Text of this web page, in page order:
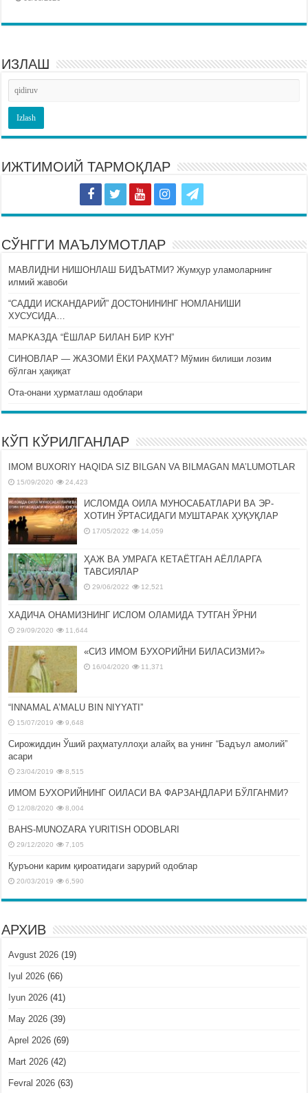
ИЗЛАШ
ИЖТИМОИЙ ТАРМОҚЛАР
СЎНГГИ МАЪЛУМОТЛАР
МАВЛИДНИ НИШОНЛАШ БИДЪАТМИ? Жумҳур уламоларнинг
илмий жавоби
“САДДИ ИСКАНДАРИЙ” ДОСТОНИНИНГ НОМЛАНИШИ
ХУСУСИДА…
МАРКАЗДА “ЁШЛАР БИЛАН БИР КУН”
СИНОВЛАР — ЖАЗОМИ ЁКИ РАҲМАТ? Мўмин билиши лозим
бўлган ҳақиқат
Ота-онани ҳурматлаш одоблари
КЎП КЎРИЛГАНЛАР
IMOM BUXORIY HAQIDA SIZ BILGAN VA BILMAGAN MA’LUMOTLAR
15/09/2020 24,423
ИСЛОМДА ОИЛА МУНОСАБАТЛАРИ ВА ЭР-
ХОТИН ЎРТАСИДАГИ МУШТАРАК ҲУҚУҚЛАР
17/05/2022 14,059
ҲАЖ ВА УМРАГА КЕТАЁТГАН АЁЛЛАРГА
ТАВСИЯЛАР
29/06/2022 12,521
ХАДИЧА ОНАМИЗНИНГ ИСЛОМ ОЛАМИДА ТУТГАН ЎРНИ
29/09/2020 11,644
«СИЗ ИМОМ БУХОРИЙНИ БИЛАСИЗМИ?»
16/04/2020 11,371
“INNAMAL A’MALU BIN NIYYATI”
15/07/2019 9,648
Сирожиддин Ўший раҳматуллоҳи алайҳ ва унинг “Бадъул амолий”
асари
23/04/2019 8,515
ИМОМ БУХОРИЙНИНГ ОИЛАСИ ВА ФАРЗАНДЛАРИ БЎЛГАНМИ?
12/08/2020 8,004
BAHS-MUNOZARA YURITISH ODOBLARI
29/12/2020 7,105
Қуръони карим қироатидаги зарурий одоблар
20/03/2019 6,590
АРХИВ
Avgust 2026 (19)
Iyul 2026 (66)
Iyun 2026 (41)
May 2026 (39)
Aprel 2026 (69)
Mart 2026 (42)
Fevral 2026 (63)